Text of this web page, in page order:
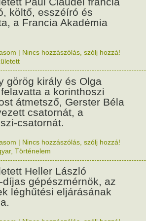
költő, esszéíró és
a Francia Akadémia
| Nincs hozzászólás, szólj hozzá!
görög király és Olga
a korinthoszi
átmetsző, Gerster Béla
csatornát, a
csatornát.
| Nincs hozzászólás, szólj hozzá!
, Történelem
Heller László
díjas gépészmérnök, az
léghűtési eljárásának